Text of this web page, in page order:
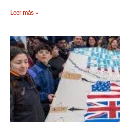
Leer más »